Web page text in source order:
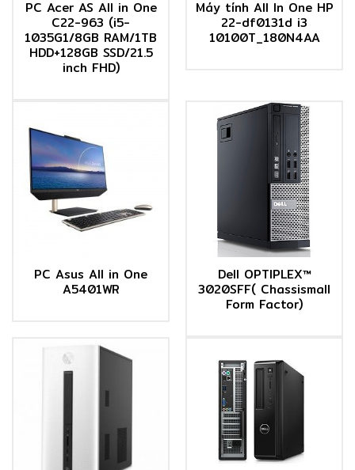
PC Acer AS All in One
C22-963 (i5-
1035G1/8GB RAM/1TB
HDD+128GB SSD/21.5
inch FHD)
Máy tính All In One HP
22-df0131d i3
10100T_180N4AA
PC Asus All in One
A5401WR
Dell OPTIPLEX™
3020SFF( Chassismall
Form Factor)